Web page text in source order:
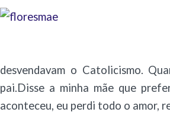
desvendavam o Catolicismo.
pai.Disse a minha mãe que
aconteceu, eu perdi todo o amor,